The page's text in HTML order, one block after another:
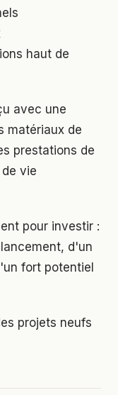
haut de
avec une
matériaux de
prestations de
vie
pour investir :
d'un
fort potentiel
projets neufs